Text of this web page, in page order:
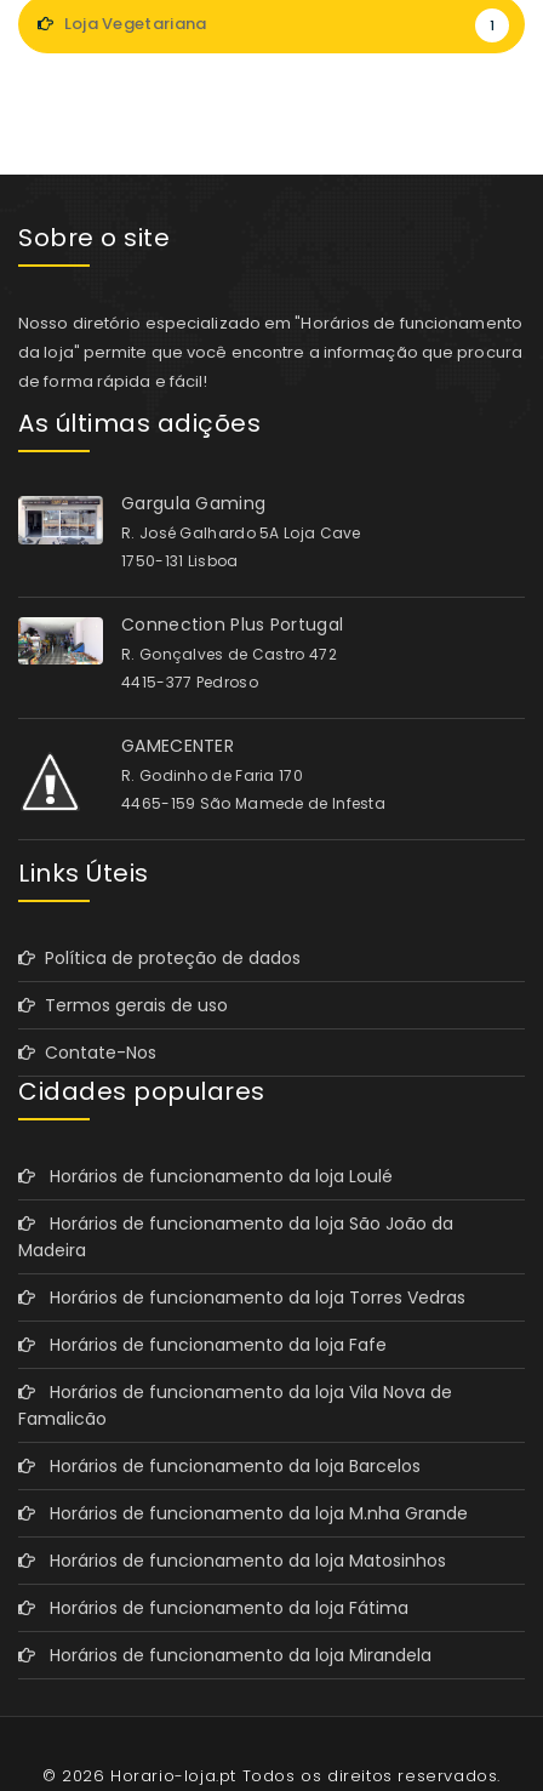
Loja Vegetariana 1
Sobre o site
Nosso diretório especializado em "Horários de funcionamento
da loja" permite que você encontre a informação que procura
de forma rápida e fácil!
As últimas adições
Gargula Gaming
R. José Galhardo 5A Loja Cave
1750-131 Lisboa
Connection Plus Portugal
R. Gonçalves de Castro 472
4415-377 Pedroso
GAMECENTER
R. Godinho de Faria 170
4465-159 São Mamede de Infesta
Links Úteis
Política de proteção de dados
Termos gerais de uso
Contate-Nos
Cidades populares
Horários de funcionamento da loja Loulé
Horários de funcionamento da loja São João da
Madeira
Horários de funcionamento da loja Torres Vedras
Horários de funcionamento da loja Fafe
Horários de funcionamento da loja Vila Nova de
Famalicão
Horários de funcionamento da loja Barcelos
Horários de funcionamento da loja M.nha Grande
Horários de funcionamento da loja Matosinhos
Horários de funcionamento da loja Fátima
Horários de funcionamento da loja Mirandela
© 2026 Horario-loja.pt Todos os direitos reservados.